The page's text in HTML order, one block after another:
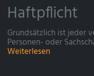
Haftpflicht
Grundsätzlich ist jeder
Personen- oder
Weiterlesen